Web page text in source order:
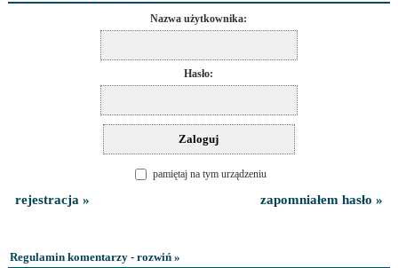
Nazwa użytkownika:
Hasło:
pamiętaj na tym urządzeniu
rejestracja » zapomniałem hasło »
Regulamin komentarzy - rozwiń »